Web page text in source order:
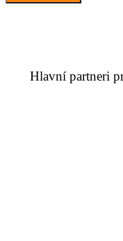
Hlavní partneri